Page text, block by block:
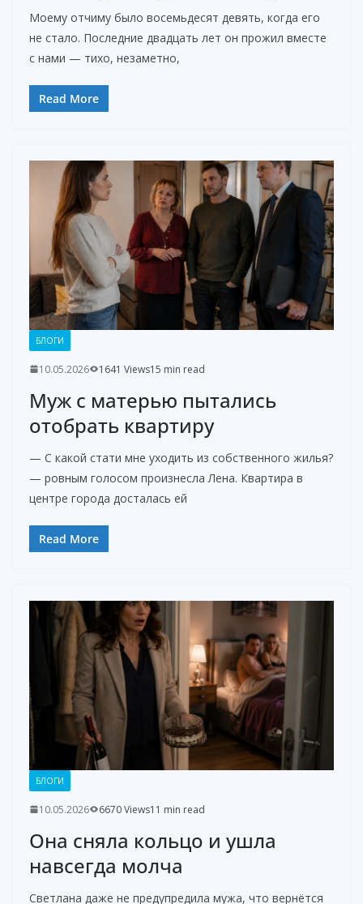
Моему отчиму было восемьдесят девять, когда его
не стало. Последние двадцать лет он прожил вместе
с нами — тихо, незаметно,
Read More
БЛОГИ
10.05.2026 1641 Views15 min read
Муж с матерью пытались
отобрать квартиру
— С какой стати мне уходить из собственного жилья?
— ровным голосом произнесла Лена. Квартира в
центре города досталась ей
Read More
БЛОГИ
10.05.2026 6670 Views11 min read
Она сняла кольцо и ушла
навсегда молча
Светлана даже не предупредила мужа, что вернётся